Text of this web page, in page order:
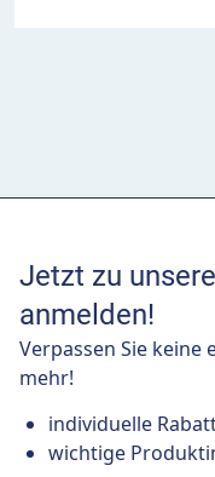
Jetzt zu
anmelden!
Verpassen Sie keine
mehr!
individuelle
wichtige